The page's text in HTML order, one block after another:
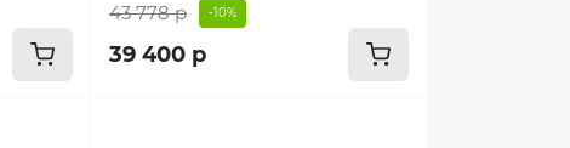
43 778 р -10%
39 400 р